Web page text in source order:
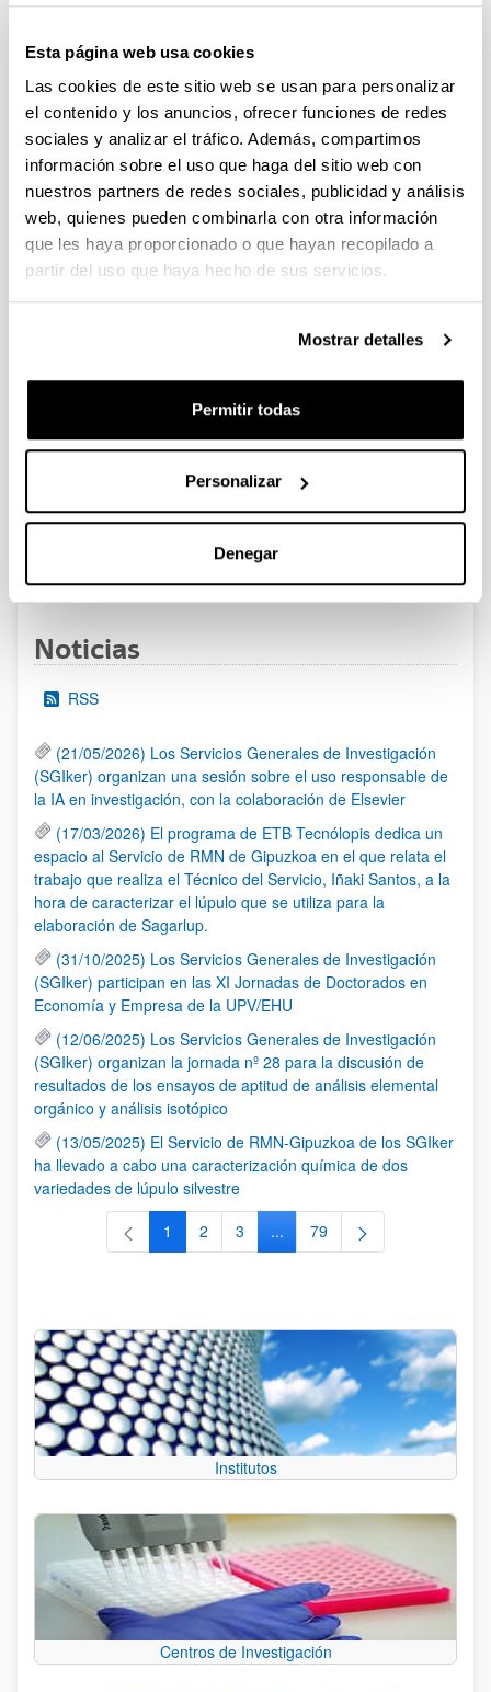
Esta página web usa cookies
Las cookies de este sitio web se usan para personalizar
el contenido y los anuncios, ofrecer funciones de redes
sociales y analizar el tráfico. Además, compartimos
información sobre el uso que haga del sitio web con
nuestros partners de redes sociales, publicidad y análisis
web, quienes pueden combinarla con otra información
que les haya proporcionado o que hayan recopilado a
partir del uso que haya hecho de sus servicios.
Mostrar detalles
Permitir todas
Personalizar
Denegar
Perfeccionamiento de Personal Investigador Doctor,
Gobierno Vasco 2026-2029
Plazo de presentación cerrado: 19/06/2026 - 20/07/2026
El plazo para la obtención del documento de compromiso
finaliza el 15/07/2026 incluido
PROYECTOS DE INVESTIGACIÓN LIDERADOS POR
PERSONAL NOVEL (2026)
Plazo de presentación cerrado: 27/04/2026 - 18/05/2026 23:59
Listado definitivo de solicitudes admitidas y excluidas para
evaluación. (01/06/2026)
CONVOCATORIA DE AYUDAS A GRUPOS DE
UNIVERSITARIOS NUEVOS
Plazo de presentación cerrado: 08/04/2026 - 27/04/2026 23:59
15/06/2026. Publicado el listado definitivo de solicitudes
4
Noticias
RSS
(21/05/2026) Los Servicios Generales de Investigación
(SGIker) organizan una sesión sobre el uso responsable de
la IA en investigación, con la colaboración de Elsevier
(17/03/2026) El programa de ETB Tecnólopis dedica un
espacio al Servicio de RMN de Gipuzkoa en el que relata el
trabajo que realiza el Técnico del Servicio, Iñaki Santos, a la
hora de caracterizar el lúpulo que se utiliza para la
elaboración de Sagarlup.
(31/10/2025) Los Servicios Generales de Investigación
(SGIker) participan en las XI Jornadas de Doctorados en
Economía y Empresa de la UPV/EHU
(12/06/2025) Los Servicios Generales de Investigación
(SGIker) organizan la jornada nº 28 para la discusión de
resultados de los ensayos de aptitud de análisis elemental
orgánico y análisis isotópico
(13/05/2025) El Servicio de RMN-Gipuzkoa de los SGIker
ha llevado a cabo una caracterización química de dos
variedades de lúpulo silvestre
Página
1 Página
2 Página
3 ...Páginas intermedias Use TAB
Página
79
Institutos
Centros de Investigación